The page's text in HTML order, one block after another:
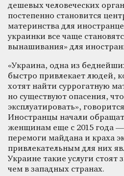
дешевых человеческих
постепенно становится
материнства для
украинки все чаще
вынашивания» для
«Украина, одна из
быстро привлекает людей,
хотят найти суррогатную
но существуют опасения,
эксплуатировать»,
Иностранцы начали
женщинам еще с 2015 года —
перемоги майдана и краха
привлекательным для них
Украине такие услуги стоят
чем в западных странах.